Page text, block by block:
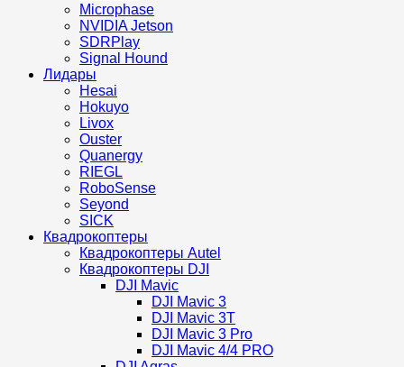
Microphase
NVIDIA Jetson
SDRPlay
Signal Hound
Лидары
Hesai
Hokuyo
Livox
Ouster
Quanergy
RIEGL
RoboSense
Seyond
SICK
Квадрокоптеры
Квадрокоптеры Autel
Квадрокоптеры DJI
DJI Mavic
DJI Mavic 3
DJI Mavic 3T
DJI Mavic 3 Pro
DJI Mavic 4/4 PRO